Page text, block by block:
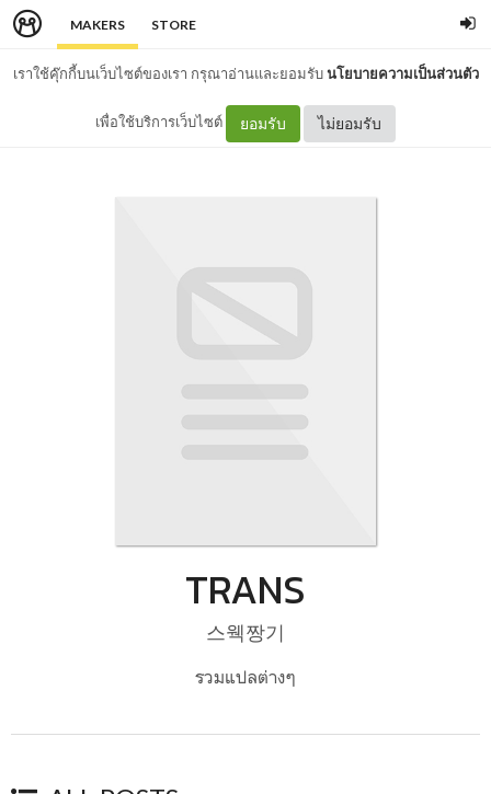
MAKERS STORE
เราใช้คุ๊กกี้บนเว็บไซต์ของเรา กรุณาอ่านและยอมรับนโยบายความเป็นส่วนตัว
เพื่อใช้บริการเว็บไซต์ ยอมรับ ไม่ยอมรับ
TRANS
스웩짱기
รวมแปลต่างๆ